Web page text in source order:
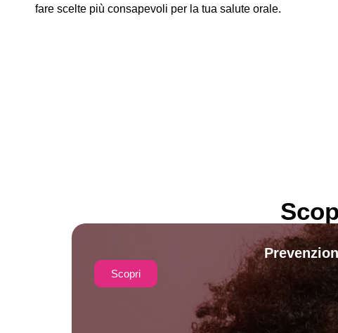
fare scelte più consapevoli per la tua salute orale.
Scopri